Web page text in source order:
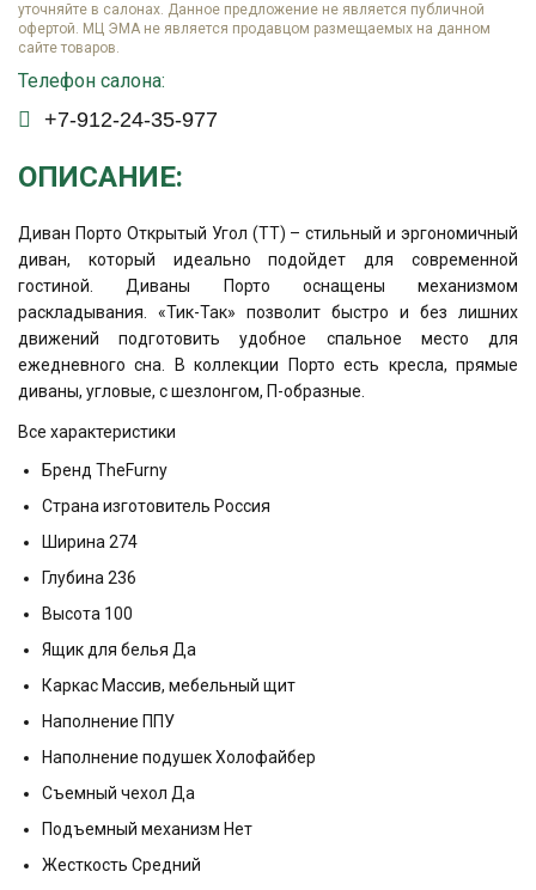
уточняйте в салонах. Данное предложение не является публичной
офертой. МЦ ЭМА не является продавцом размещаемых на данном
сайте товаров.
Телефон салона:
+7-912-24-35-977
ОПИСАНИЕ:
Диван Порто Открытый Угол (ТТ) – стильный и эргономичный
диван, который идеально подойдет для современной
гостиной. Диваны Порто оснащены механизмом
раскладывания. «Тик-Так» позволит быстро и без лишних
движений подготовить удобное спальное место для
ежедневного сна. В коллекции Порто есть кресла, прямые
диваны, угловые, с шезлонгом, П-образные.
Все характеристики
Бренд TheFurny
Страна изготовитель Россия
Ширина 274
Глубина 236
Высота 100
Ящик для белья Да
Каркас Массив, мебельный щит
Наполнение ППУ
Наполнение подушек Холофайбер
Съемный чехол Да
Подъемный механизм Нет
Жесткость Средний